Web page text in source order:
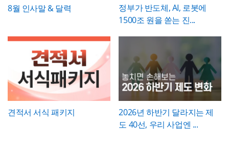
8월 인사말 & 달력
정부가 반도체, AI, 로봇에
1500조 원을 쏟는 진...
견적서 서식 패키지
2026년 하반기 달라지는 제
도 40선, 우리 사업엔 ...